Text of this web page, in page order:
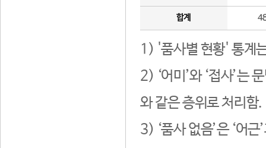
합계
1) '품사별 현황' 통계
2) ‘어미’와 ‘접사’는
와 같은 층위로 처리함.
3) ‘품사 없음’은 ‘어